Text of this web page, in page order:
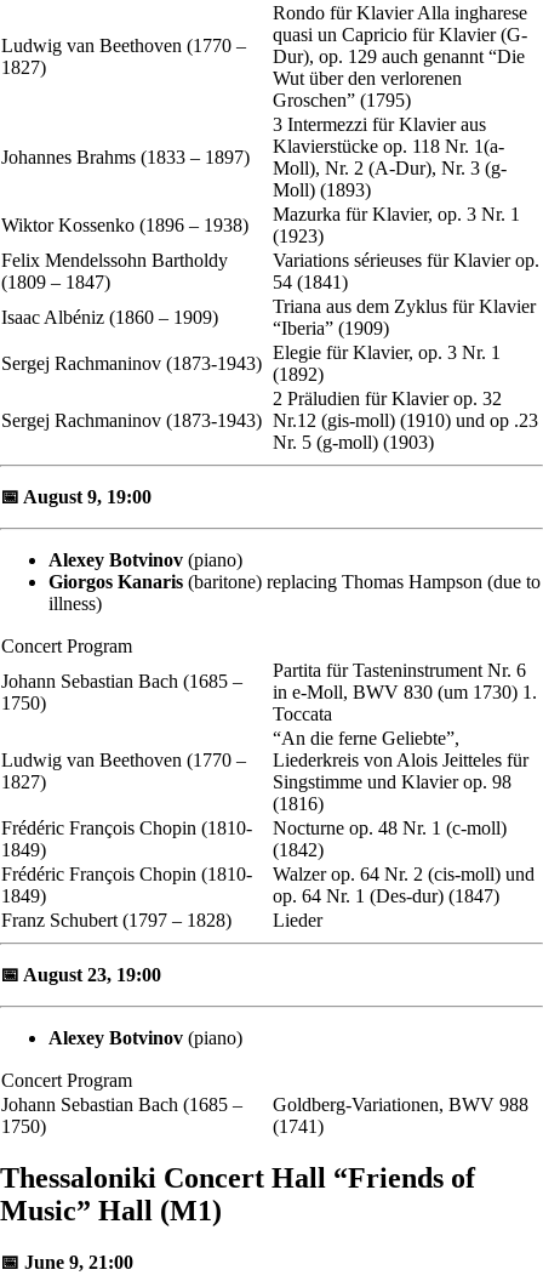
Ludwig van Beethoven (1770 –
1827)
Rondo für Klavier Alla ingharese
quasi un Capricio für Klavier (G-
Dur), op. 129 auch genannt “Die
Wut über den verlorenen
Groschen” (1795)
Johannes Brahms (1833 – 1897)
3 Intermezzi für Klavier aus
Klavierstücke op. 118 Nr. 1(a-
Moll), Nr. 2 (A-Dur), Nr. 3 (g-
Moll) (1893)
Wiktor Kossenko (1896 – 1938)
Mazurka für Klavier, op. 3 Nr. 1
(1923)
Felix Mendelssohn Bartholdy
(1809 – 1847)
Variations sérieuses für Klavier op.
54 (1841)
Isaac Albéniz (1860 – 1909)
Triana aus dem Zyklus für Klavier
“Iberia” (1909)
Sergej Rachmaninov (1873-1943)
Elegie für Klavier, op. 3 Nr. 1
(1892)
Sergej Rachmaninov (1873-1943)
2 Präludien für Klavier op. 32
Nr.12 (gis-moll) (1910) und op .23
Nr. 5 (g-moll) (1903)
📅 August 9, 19:00
Alexey Botvinov (piano)
Giorgos Kanaris (baritone) replacing Thomas Hampson (due to
illness)
Concert Program
Johann Sebastian Bach (1685 –
1750)
Partita für Tasteninstrument Nr. 6
in e-Moll, BWV 830 (um 1730) 1.
Toccata
Ludwig van Beethoven (1770 –
1827)
“An die ferne Geliebte”,
Liederkreis von Alois Jeitteles für
Singstimme und Klavier op. 98
(1816)
Frédéric François Chopin (1810-
1849)
Nocturne op. 48 Nr. 1 (c-moll)
(1842)
Frédéric François Chopin (1810-
1849)
Walzer op. 64 Nr. 2 (cis-moll) und
op. 64 Nr. 1 (Des-dur) (1847)
Franz Schubert (1797 – 1828)
Lieder
📅 August 23, 19:00
Alexey Botvinov (piano)
Concert Program
Johann Sebastian Bach (1685 –
1750)
Goldberg-Variationen, BWV 988
(1741)
Thessaloniki Concert Hall “Friends of
Music” Hall (M1)
📅 June 9, 21:00